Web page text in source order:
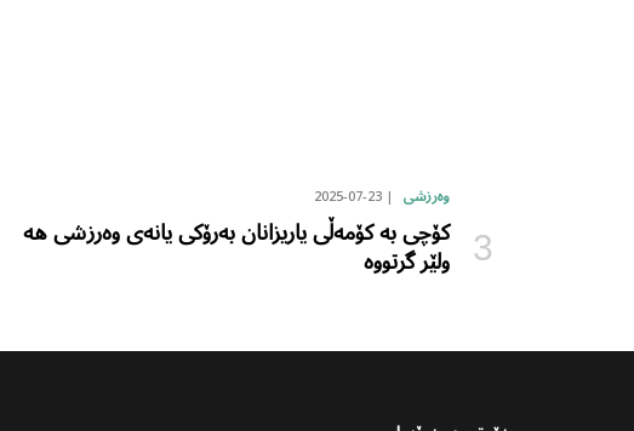
وەرزشی 2025-07-23
کۆچی بە کۆمەڵی یاریزانان بەرۆکی یانەی وەرزشی هە
ولێر گرتووە